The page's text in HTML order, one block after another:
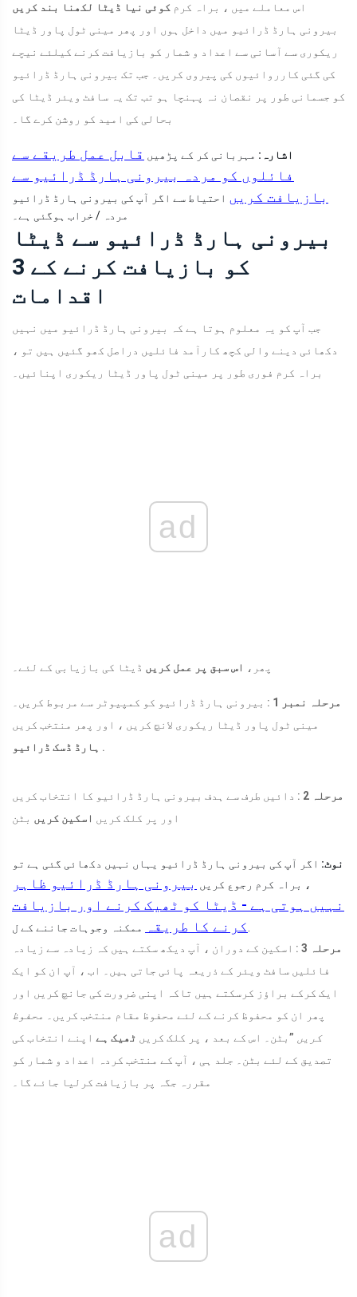
اس معاملے میں ، براہ کرم کوئی نیا ڈیٹا لکھنا بند کریں
بیرونی ہارڈ ڈرائیو میں داخل ہوں اور پھر مینی ٹول پاور ڈیٹا
ریکوری سے آسانی سے اعداد و شمار کو بازیافت کرنے کیلئے نیچے
کی گئی کارروائیوں کی پیروی کریں۔ جب تک بیرونی ہارڈ ڈرائیو
کو جسمانی طور پر نقصان نہ پہنچا ہو تب تک یہ سافٹ ویئر ڈیٹا کی
بحالی کی امید کو روشن کرے گا۔
اشارہ: مہربانی کر کے پڑھیں قابل عمل طریقے سے
فائلوں کو مردہ بیرونی ہارڈ ڈرائیو سے
بازیافت کریں احتیاط سے اگر آپ کی بیرونی ہارڈ ڈرائیو
مردہ / خراب ہوگئی ہے۔
بیرونی ہارڈ ڈرائیو سے ڈیٹا
کو بازیافت کرنے کے 3
اقدامات
جب آپ کو یہ معلوم ہوتا ہے کہ بیرونی ہارڈ ڈرائیو میں نہیں
دکھائی دینے والی کچھ کارآمد فائلیں دراصل کھو گئیں ہیں تو ،
براہ کرم فوری طور پر مینی ٹول پاور ڈیٹا ریکوری اپنائیں۔
ad
پھر، اس سبق پر عمل کریں ڈیٹا کی بازیابی کے لئے۔
مرحلہ نمبر 1
: بیرونی ہارڈ ڈرائیو کو کمپیوٹر سے مربوط کریں۔
مینی ٹول پاور ڈیٹا ریکوری لانچ کریں ، اور پھر منتخب کریں
ہارڈ ڈسک ڈرائیو .
مرحلہ 2
: دائیں طرف سے ہدف بیرونی ہارڈ ڈرائیو کا انتخاب کریں
اور پر کلک کریں اسکین کریں بٹن
نوٹ: اگر آپ کی بیرونی ہارڈ ڈرائیو یہاں نہیں دکھائی گئی ہے تو
، براہ کرم رجوع کریں بیرونی ہارڈ ڈرائیو ظاہر
نہیں ہوتی ہے - ڈیٹا کو ٹھیک کرنے اور بازیافت
کرنے کا طریقہ
مرحلہ 3
: اسکین کے دوران ، آپ دیکھ سکتے ہیں کہ زیادہ سے زیادہ
فائلیں سافٹ ویئر کے ذریعہ پائی جاتی ہیں۔ اب ، آپ ان کو ایک
ایک کرکے براؤز کرسکتے ہیں تاکہ اپنی ضرورت کی جانچ کریں اور
پھر ان کو محفوظ کرنے کے لئے محفوظ مقام منتخب کریں۔
محفوظ
کریں ”بٹن۔ اس کے بعد ، پر کلک کریں ٹھیک ہے اپنے انتخاب کی
تصدیق کے لئے بٹن۔ جلد ہی ، آپ کے منتخب کردہ اعداد و شمار کو
مقررہ جگہ پر بازیافت کرلیا جائے گا۔
ad